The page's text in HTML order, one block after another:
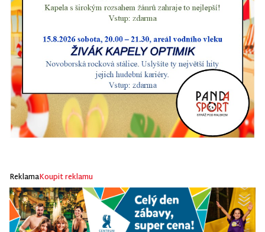
ReklamaKoupit reklamu